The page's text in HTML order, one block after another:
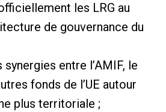
les LRG au
de gouvernance du
entre l’AMIF, le
fonds de l’UE autour
plus territoriale ;